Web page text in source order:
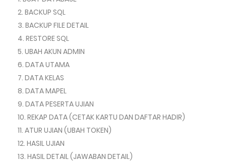
BACKUP SQL
BACKUP FILE DETAIL
RESTORE SQL
UBAH AKUN ADMIN
DATA UTAMA
DATA KELAS
DATA MAPEL
DATA PESERTA UJIAN
REKAP DATA (CETAK KARTU DAN DAFTAR HADIR)
ATUR UJIAN (UBAH TOKEN)
HASIL UJIAN
HASIL DETAIL (JAWABAN DETAIL)